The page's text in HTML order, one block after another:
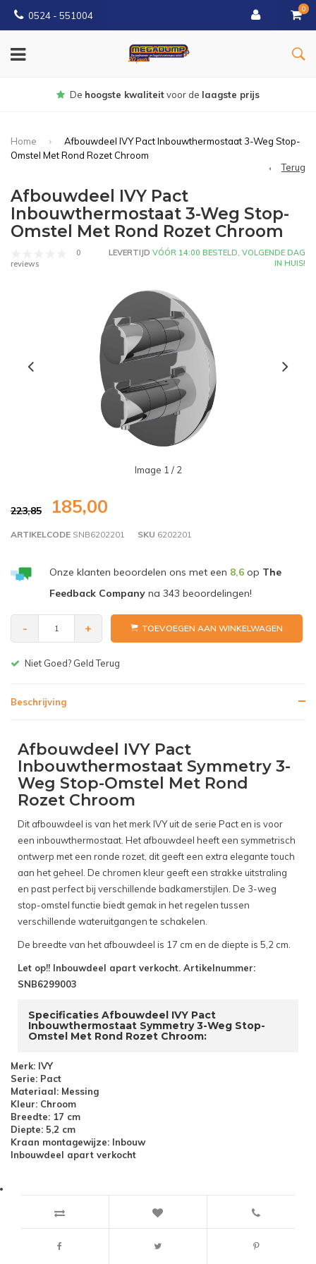
0524 - 551004
0
Gratisbezorgd vanaf €150
Home
Afbouwdeel IVY Pact Inbouwthermostaat 3-Weg Stop-
Omstel Met Rond Rozet Chroom
Terug
Afbouwdeel IVY Pact
Inbouwthermostaat 3-Weg Stop-
Omstel Met Rond Rozet Chroom
0
reviews
LEVERTIJD VÓÓR 14:00 BESTELD, VOLGENDE DAG
IN HUIS!
Image 1 / 2
223,85 185,00
ARTIKELCODE SNB6202201 SKU 6202201
Onze klanten beoordelen ons met een 8,6op The
Feedback Companyna 343 beoordelingen!
- + TOEVOEGEN AAN WINKELWAGEN
Gratis bezorgen v.a. € 150,-(NL)
Beschrijving
Afbouwdeel IVY Pact
Inbouwthermostaat Symmetry 3-
Weg Stop-Omstel Met Rond
Rozet Chroom
Dit afbouwdeel is van het merk IVY uit de serie Pact en is voor
een inbouwthermostaat. Het afbouwdeel heeft een symmetrisch
ontwerp met een ronde rozet, dit geeft een extra elegante touch
aan het geheel. De chromen kleur geeft een strakke uitstraling
en past perfect bij verschillende badkamerstijlen. De 3-weg
stop-omstel functie biedt gemak in het regelen tussen
verschillende wateruitgangen te schakelen.
De breedte van het afbouwdeel is 17 cm en de diepte is 5,2 cm.
Let op!! Inbouwdeel apart verkocht. Artikelnummer:
SNB6299003
Specificaties Afbouwdeel IVY Pact
Inbouwthermostaat Symmetry 3-Weg Stop-
Omstel Met Rond Rozet Chroom:
Merk: IVY
Serie: Pact
Materiaal: Messing
Kleur: Chroom
Breedte: 17 cm
Diepte: 5,2 cm
Kraan montagewijze: Inbouw
Inbouwdeel apart verkocht